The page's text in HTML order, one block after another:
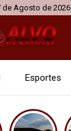
de Agosto de 2026
Esportes